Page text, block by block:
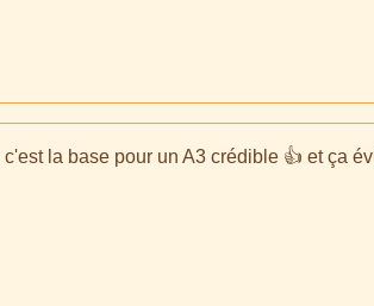
la base pour un A3 crédible 👍 et ça